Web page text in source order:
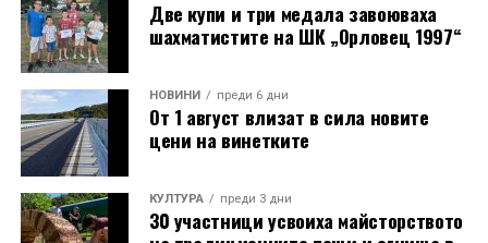
Две купи и три медала завоюваха
шахматистите на ШК „Орловец 1997“
НОВИНИ преди 6 дни
От 1 август влизат в сила новите
цени на винетките
КУЛТУРА преди 3 дни
30 участници усвоиха майсторството